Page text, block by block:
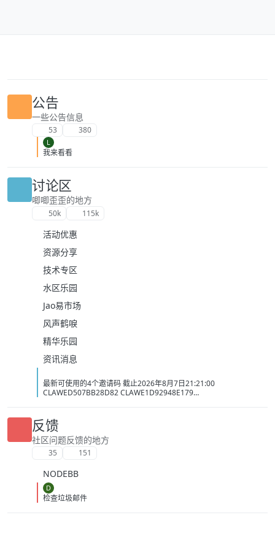
公告
一些公告信息
53 380
L
我来看看
讨论区
唧唧歪歪的地方
50k 115k
活动优惠
资源分享
技术专区
水区乐园
Jao易市场
风声鹤唳
精华乐园
资讯消息
最新可使用的4个邀请码 截止2026年8月7日21:21:00
CLAWED507BB28D82 CLAWE1D92948E179
反馈
社区问题反馈的地方
35 151
NODEBB
D
检查垃圾邮件